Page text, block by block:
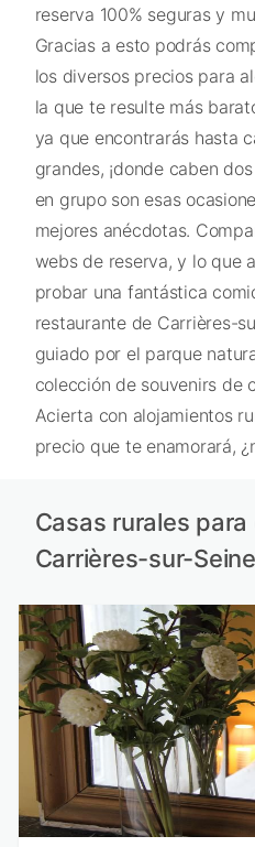
reserva 100% seguras y
Gracias a esto podrás
los diversos precios para
la que te resulte más
ya que encontrarás hasta
grandes, ¡donde caben
en grupo son esas
mejores anécdotas.
webs de reserva, y lo que
probar una fantástica
restaurante de Carrières-
guiado por el parque
colección de souvenirs de
Acierta con alojamientos
precio que te enamorará,
Casas rurales
Carrières-sur-Seine